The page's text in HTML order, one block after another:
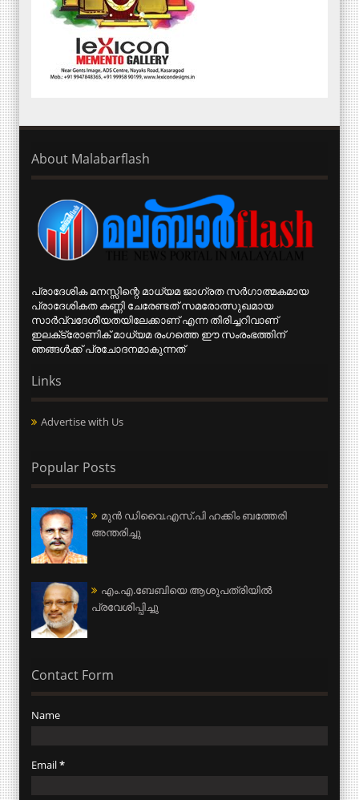
About Malabarflash
പ്രാദേശിക മനസ്സിന്റെ മാധ്യമ ജാഗ്രത സര്‍ഗാത്മകമായ
പ്രാദേശികത കണ്ണി ചേരേണ്ടത് സമരോത്സുഖമായ
സാര്‍വ്വദേശീയതയിലേക്കാണ് എന്ന തിരിച്ചറിവാണ്
ഇലക്‌ട്രോണിക് മാധ്യമ രംഗത്തെ ഈ സംരംഭത്തിന്
ഞങ്ങള്‍ക്ക് പ്രചോദനമാകുന്നത്
Links
Advertise with Us
Popular Posts
മുന്‍ ഡിവൈ.എസ്.പി ഹക്കിം ബത്തേരി
അന്തരിച്ചു
എം.എ.ബേബിയെ ആശുപത്രിയില്‍
പ്രവേശിപ്പിച്ചു
Contact Form
Name
Email*